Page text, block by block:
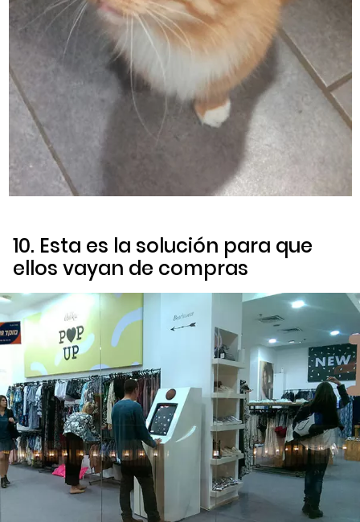
10. Esta es la solución para que
ellos vayan de compras